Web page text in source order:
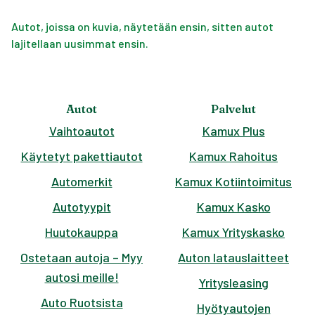
Autot, joissa on kuvia, näytetään ensin, sitten autot
lajitellaan uusimmat ensin.
Autot
Vaihtoautot
Käytetyt pakettiautot
Automerkit
Autotyypit
Huutokauppa
Ostetaan autoja – Myy
autosi meille!
Auto Ruotsista
Palvelut
Kamux Plus
Kamux Rahoitus
Kamux Kotiintoimitus
Kamux Kasko
Kamux Yrityskasko
Auton latauslaitteet
Yritysleasing
Hyötyautojen